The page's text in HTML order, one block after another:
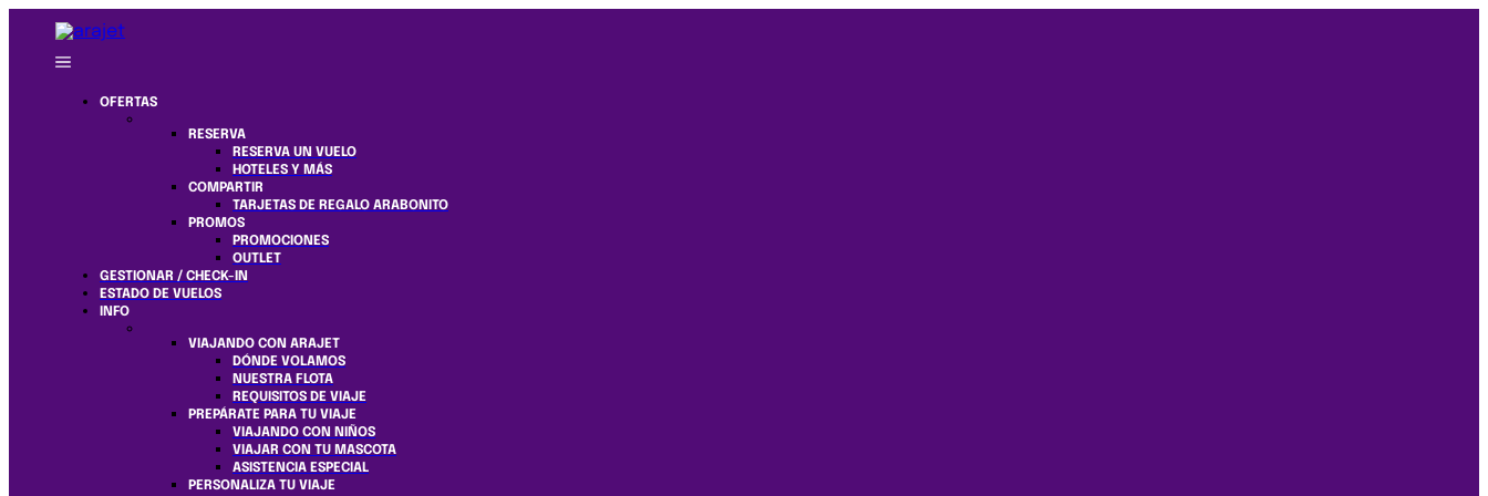
OFERTAS
RESERVA
RESERVA UN VUELO
HOTELES Y MÁS
COMPARTIR
TARJETAS DE REGALO ARABONITO
PROMOS
PROMOCIONES
OUTLET
GESTIONAR / CHECK-IN
ESTADO DE VUELOS
INFO
VIAJANDO CON ARAJET
DÓNDE VOLAMOS
NUESTRA FLOTA
REQUISITOS DE VIAJE
PREPÁRATE PARA TU VIAJE
VIAJANDO CON NIÑOS
VIAJAR CON TU MASCOTA
ASISTENCIA ESPECIAL
PERSONALIZA TU VIAJE